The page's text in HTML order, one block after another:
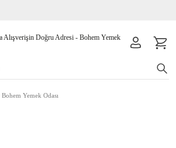
Bohem Yemek Odası